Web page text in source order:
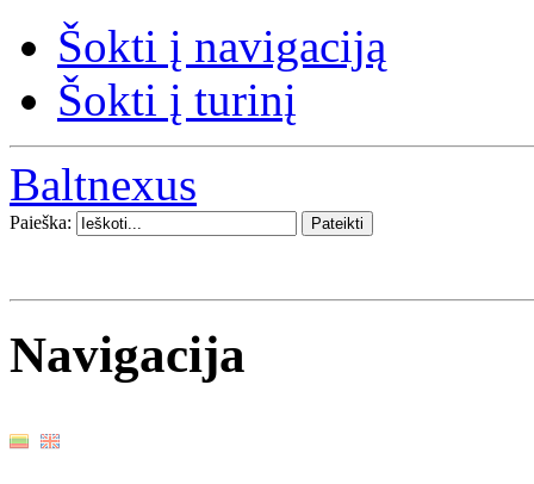
Šokti į navigaciją
Šokti į turinį
Baltnexus
Paieška:
Navigacija